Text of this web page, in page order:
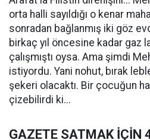
orta halli sayıldığı o kenar
sonradan bağlanmış iki göz
birkaç yıl öncesine kadar gaz
çalışmıştı oysa. Ama şimdi
istiyordu. Yani nohut, bırak
şekeri olacaktı. Bir çocuğun
çizebilirdi ki...
GAZETE SATMAK İÇİN